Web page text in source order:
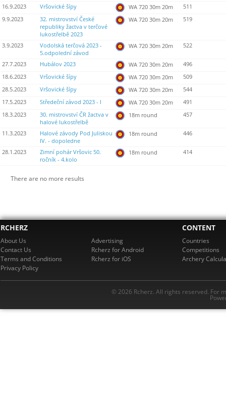
16.9.2023 Vršovické šípy WA 720 30m 20m
511
9.9.2023
32. mistrovství České
republiky žactva v terčové
lukostřelbě 2023
WA 720 30m 20m 519
3.9.2023
Vodolská terčová 2023 -
5.odpolední závod
WA 720 30m 20m 522
27.7.2023 Hubálov 2023 WA 720 30m 20m
496
18.6.2023
Vršovické šípy WA 720 30m 20m
509
28.5.2023
Vršovické šípy WA 720 30m 20m
544
17.5.2023
Středeční závod 2023 - I WA 720 30m 20m
491
18.3.2023
30. mistrovství ČR žactva v
halové lukostřelbě
18m round 457
11.3.2023
Halové závody Pod Juliskou
IV. - dopoledne
18m round 446
28.1.2023
Zimní pohár Vršovic 50.
ročník - 4.kolo
18m round 414
There are no more results
RCHERZ
About Us
Contact Us
Terms and Conditions
Privacy Policy
Advertising
Rcherz for Android
Rcherz for iOS
CONTENT
Countries
Competitions
Archery
© 2026 Rcherz. All rights reserved. For